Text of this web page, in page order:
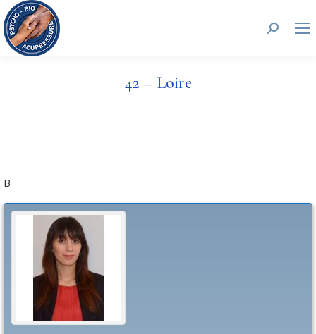
Search:
42 – Loire
B